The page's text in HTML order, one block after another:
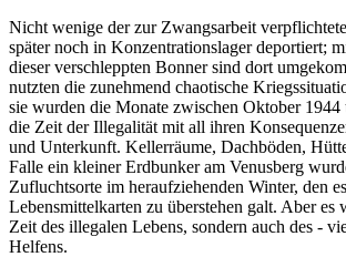
Nicht wenige der zur Zwangsarbeit
später noch in Konzentrationslager deportiert;
dieser verschleppten Bonner sind dort
nutzten die zunehmend chaotische
sie wurden die Monate zwischen Oktober
die Zeit der Illegalität mit all ihren
und Unterkunft. Kellerräume, Dachböden,
Falle ein kleiner Erdbunker am Venusberg
Zufluchtsorte im heraufziehenden Winter, den
Lebensmittelkarten zu überstehen galt. Aber es
Zeit des illegalen Lebens, sondern auch des -
Helfens.